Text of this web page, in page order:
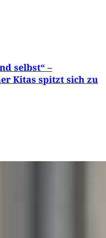
selbst“ –
Kitas spitzt sich zu